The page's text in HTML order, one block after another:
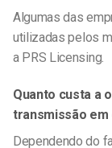
Algumas das
utilizadas pelos
a PRS Licensing.
Quanto custa a
transmissão em
Dependendo do